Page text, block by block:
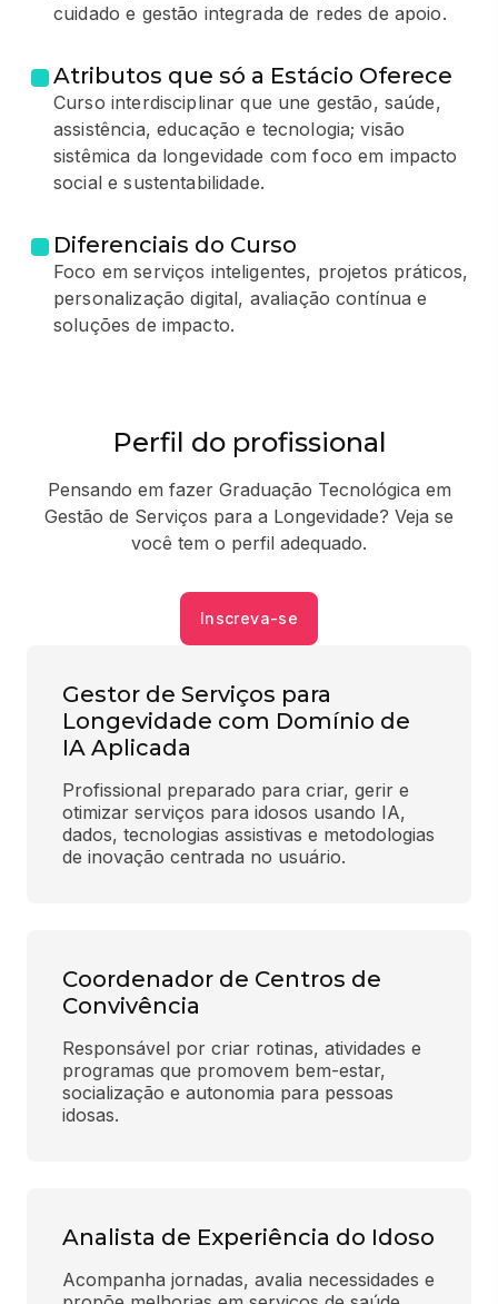
cuidado e gestão integrada de redes de apoio.
Atributos que só a Estácio Oferece
Curso interdisciplinar que une gestão, saúde,
assistência, educação e tecnologia; visão
sistêmica da longevidade com foco em impacto
social e sustentabilidade.
Diferenciais do Curso
Foco em serviços inteligentes, projetos práticos,
personalização digital, avaliação contínua e
soluções de impacto.
Perfil do profissional
Pensando em fazer Graduação Tecnológica em
Gestão de Serviços para a Longevidade? Veja se
você tem o perfil adequado.
Inscreva-se
Gestor de Serviços para
Longevidade com Domínio de
IA Aplicada
Profissional preparado para criar, gerir e
otimizar serviços para idosos usando IA,
dados, tecnologias assistivas e metodologias
de inovação centrada no usuário.
Coordenador de Centros de
Convivência
Responsável por criar rotinas, atividades e
programas que promovem bem-estar,
socialização e autonomia para pessoas
idosas.
Analista de Experiência do Idoso
Acompanha jornadas, avalia necessidades e